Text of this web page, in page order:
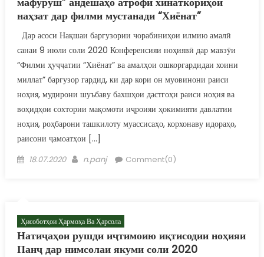
наҳзат дар филми мустанади “Хиёнат”
Дар асоси Нақшаи баргузории чорабиниҳои илмию амалӣ
санаи 9 июли соли 2020 Конференсияи ноҳиявӣ дар мавзӯи
“Филми ҳуҷҷатии “Хиёнат” ва амалҳои ошкоргардидаи хоини
миллат” баргузор гардид, ки дар кори он муовинони раиси
ноҳия, мудирони шуъбаву бахшҳои дастгоҳи раиси ноҳия ва
воҳидҳои сохтории мақомоти иҷроияи ҳокимияти давлатии
ноҳия, роҳбарони ташкилоту муассисаҳо, корхонаву идораҳо,
раисони ҷамоатҳои […]
Posted on
18.07.2020 Author
n.panj Comment(0)
Ҳисоботҳои Ҳармоҳа Ва Ҳарсола
Натиҷаҳои рушди иҷтимоию иқтисодии ноҳияи
Панҷ дар нимсолаи якуми соли 2020